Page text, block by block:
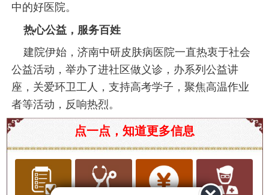
中的好医院。
热心公益，服务百姓
建院伊始，济南中研皮肤病医院一直热衷于社会
公益活动，举办了进社区做义诊，办系列公益讲
座，关爱环卫工人，支持高考学子，聚焦高温作业
者等活动，反响热烈。
济南扁平疣治疗指南：症状、影响与医院推荐
扁平疣是一种常见的皮肤病，主要由人乳头瘤病毒
（HPV）引起，通常表现为皮肤表面平坦的小丘
疹，颜色与周围皮肤相似或稍微偏暗。扁平疣多见
点一点，知道更多信息